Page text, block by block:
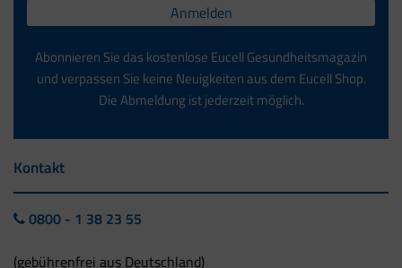
Anmelden
Abonnieren Sie das kostenlose Eucell Gesundheitsmagazin
und verpassen Sie keine Neuigkeiten aus dem Eucell Shop.
Die Abmeldung ist jederzeit möglich.
Kontakt
0800 - 1 38 23 55
(gebührenfrei aus Deutschland)